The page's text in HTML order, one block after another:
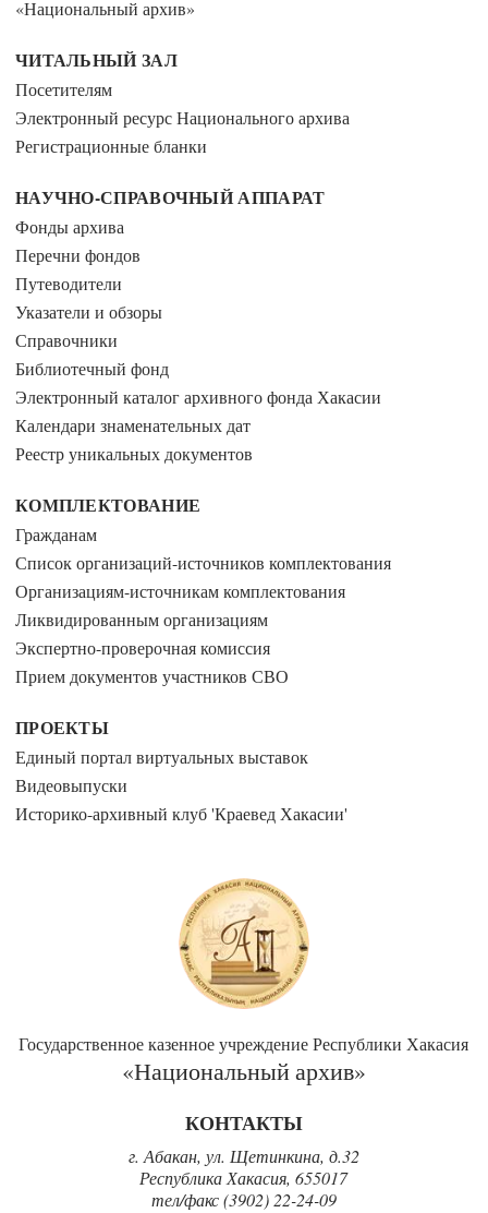
«Национальный архив»
ЧИТАЛЬНЫЙ ЗАЛ
Посетителям
Электронный ресурс Национального архива
Регистрационные бланки
НАУЧНО-СПРАВОЧНЫЙ АППАРАТ
Фонды архива
Перечни фондов
Путеводители
Указатели и обзоры
Справочники
Библиотечный фонд
Электронный каталог архивного фонда Хакасии
Календари знаменательных дат
Реестр уникальных документов
КОМПЛЕКТОВАНИЕ
Гражданам
Список организаций-источников комплектования
Организациям-источникам комплектования
Ликвидированным организациям
Экспертно-проверочная комиссия
Прием документов участников СВО
ПРОЕКТЫ
Единый портал виртуальных выставок
Видеовыпуски
Историко-архивный клуб 'Краевед Хакасии'
Государственное казенное учреждение Республики Хакасия
«Национальный архив»
КОНТАКТЫ
г. Абакан, ул. Щетинкина, д.32
Республика Хакасия, 655017
тел/факс (3902) 22-24-09